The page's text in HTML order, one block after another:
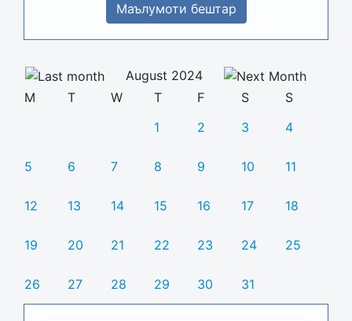
Маълумоти бештар
August 2024
M
T W T F S
S
1
2 3 4
5 6 7 8 9 10 11
12 13 14 15 16 17 18
19 20 21 22 23 24 25
26 27 28 29 30 31